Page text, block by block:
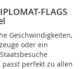
FLAGS
Geschwindigkeiten,
oder ein
passt perfekt zu allen